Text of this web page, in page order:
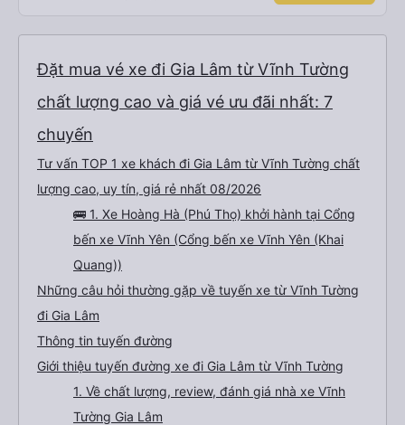
Đặt mua vé xe đi Gia Lâm từ Vĩnh Tường
chất lượng cao và giá vé ưu đãi nhất: 7
chuyến
Tư vấn TOP 1 xe khách đi Gia Lâm từ Vĩnh Tường chất
lượng cao, uy tín, giá rẻ nhất 08/2026
🚌 1. Xe Hoàng Hà (Phú Thọ) khởi hành tại Cổng
bến xe Vĩnh Yên (Cổng bến xe Vĩnh Yên (Khai
Quang))
Những câu hỏi thường gặp về tuyến xe từ Vĩnh Tường
đi Gia Lâm
Thông tin tuyến đường
Giới thiệu tuyến đường xe đi Gia Lâm từ Vĩnh Tường
1. Về chất lượng, review, đánh giá nhà xe Vĩnh
Tường Gia Lâm